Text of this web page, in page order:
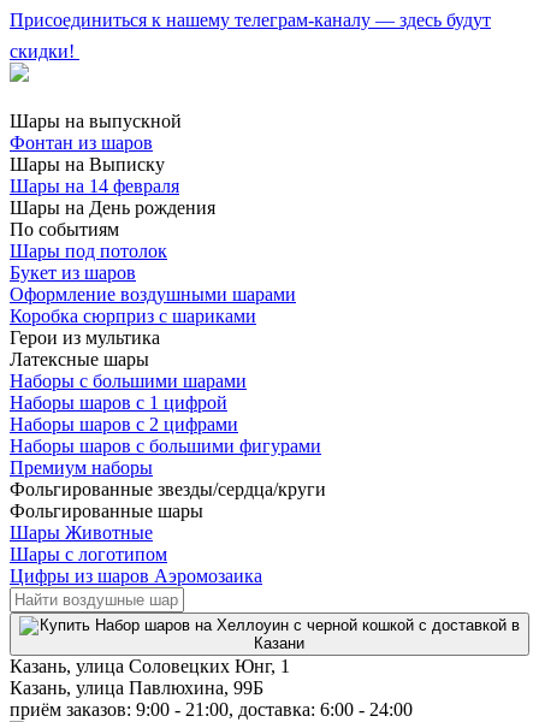
Присоединиться к нашему телеграм-каналу — здесь будут
скидки!
Шары на выпускной
Фонтан из шаров
Шары на Выписку
Шары на 14 февраля
Шары на День рождения
По событиям
Шары под потолок
Букет из шаров
Оформление воздушными шарами
Коробка сюрприз с шариками
Герои из мультика
Латексные шары
Наборы с большими шарами
Наборы шаров с 1 цифрой
Наборы шаров с 2 цифрами
Наборы шаров с большими фигурами
Премиум наборы
Фольгированные звезды/сердца/круги
Фольгированные шары
Шары Животные
Шары с логотипом
Цифры из шаров Аэромозаика
Казань, улица Соловецких Юнг, 1
Казань, улица Павлюхина, 99Б
приём заказов: 9:00 - 21:00, доставка: 6:00 - 24:00